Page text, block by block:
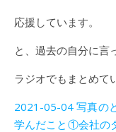
応援しています。
と、過去の自分に言
ラジオでもまとめて
2021-05-04 写真の
学んだこと①会社の